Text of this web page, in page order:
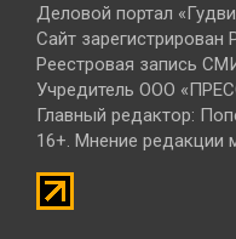
Деловой портал
Сайт
Реестровая запись
Учредитель ООО
Главный редактор:
16+. Мнение редакции